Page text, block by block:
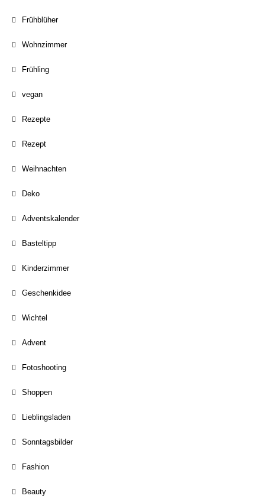
Frühblüher
Wohnzimmer
Frühling
vegan
Rezepte
Rezept
Weihnachten
Deko
Adventskalender
Basteltipp
Kinderzimmer
Geschenkidee
Wichtel
Advent
Fotoshooting
Shoppen
Lieblingsladen
Sonntagsbilder
Fashion
Beauty